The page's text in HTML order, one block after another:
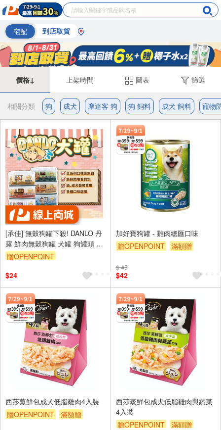
宅配 到店取貨
價格↓ 上架時間 圖表 篩選
相關分類 狗 成犬 摩達客 狗 狗 飼料 成犬 飼料 寵物
[承佳] 無穀狗罐下殺! DANLO 丹
露 鮮肉無穀狗罐 犬罐 狗罐頭 犬
餐 寵物罐頭 雞肉狗罐 雞肉 狗罐
贈OPENPOINT
$24
加好寶狗罐 - 雞肉總匯口味
贈OPENPOINT
滿額贈
$ 45
$42
西莎蒸鮮包成犬低脂雞肉4入裝
贈OPENPOINT
滿額贈
西莎蒸鮮包成犬低脂雞肉與蔬菜
4入裝
贈OPENPOINT
滿額贈